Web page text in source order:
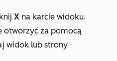
X na karcie widoku.
otworzyć za pomocą
widok lub strony